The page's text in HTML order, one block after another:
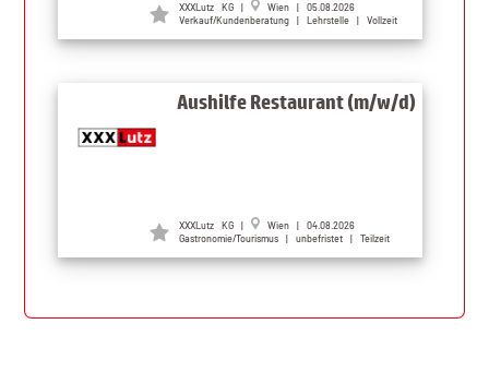
XXXLutz KG |
Wien | 05.08.2026
Verkauf/Kundenberatung | Lehrstelle | Vollzeit
Aushilfe Restaurant (m/w/d)
XXXLutz KG |
Wien | 04.08.2026
Gastronomie/Tourismus | unbefristet | Teilzeit